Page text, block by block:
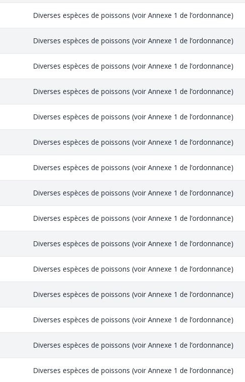
Diverses espèces de poissons (voir Annexe 1 de l’ordonnance)
Diverses espèces de poissons (voir Annexe 1 de l’ordonnance)
Diverses espèces de poissons (voir Annexe 1 de l’ordonnance)
Diverses espèces de poissons (voir Annexe 1 de l’ordonnance)
Diverses espèces de poissons (voir Annexe 1 de l’ordonnance)
Diverses espèces de poissons (voir Annexe 1 de l’ordonnance)
Diverses espèces de poissons (voir Annexe 1 de l’ordonnance)
Diverses espèces de poissons (voir Annexe 1 de l’ordonnance)
Diverses espèces de poissons (voir Annexe 1 de l’ordonnance)
Diverses espèces de poissons (voir Annexe 1 de l’ordonnance)
Diverses espèces de poissons (voir Annexe 1 de l’ordonnance)
Diverses espèces de poissons (voir Annexe 1 de l’ordonnance)
Diverses espèces de poissons (voir Annexe 1 de l’ordonnance)
Diverses espèces de poissons (voir Annexe 1 de l’ordonnance)
Diverses espèces de poissons (voir Annexe 1 de l’ordonnance)